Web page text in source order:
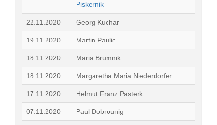
Piskernik
22.11.2020 Georg Kuchar
19.11.2020 Martin Paulic
18.11.2020 Maria Brumnik
18.11.2020 Margaretha Maria Niederdorfer
17.11.2020 Helmut Franz Pasterk
07.11.2020 Paul Dobrounig